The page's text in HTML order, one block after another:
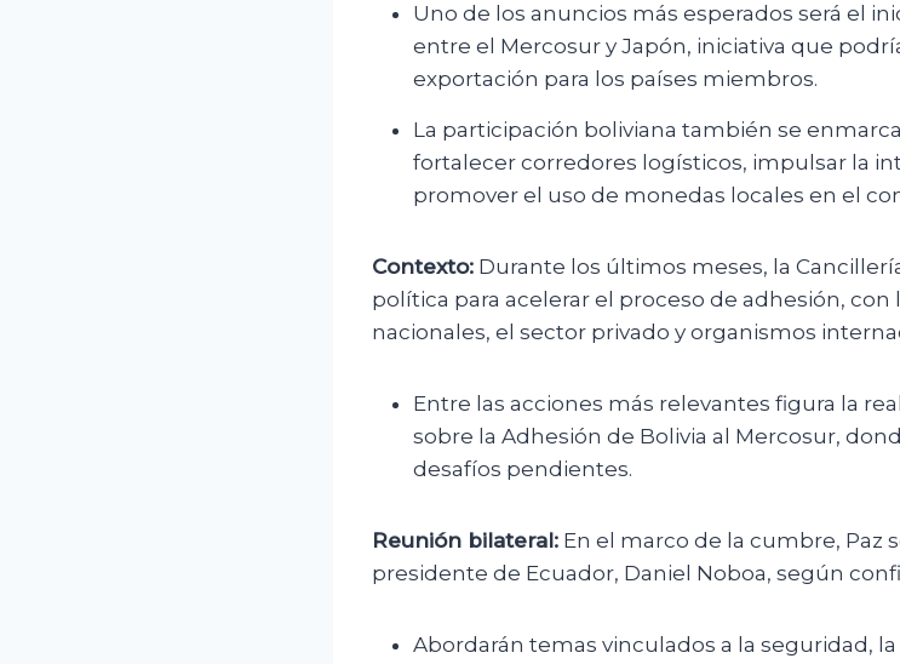
Uno de los anuncios más esperados será el
entre el Mercosur y Japón, iniciativa que
exportación para los países miembros.
La participación boliviana también se
fortalecer corredores logísticos, impulsar la
promover el uso de monedas locales en el
Contexto: Durante los últimos meses, la
política para acelerar el proceso de adhesión,
nacionales, el sector privado y organismos
Entre las acciones más relevantes figura la
sobre la Adhesión de Bolivia al Mercosur,
desafíos pendientes.
Reunión bilateral: En el marco de la cumbre, Paz
presidente de Ecuador, Daniel Noboa, según
Abordarán temas vinculados a la seguridad,